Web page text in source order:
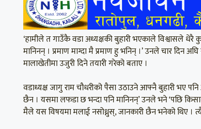
‘हामीले त गाउँकै वडा अध्यक्षकी बुहारी भएकाले विश्वासले धेरै
मानिनन् । प्रमाण माग्दा मै प्रमाण हु भनिन् ।’ उनले चार दिन
मालाखेतीमा उजुरी दिने तयारी गरेको बताए ।
वडाध्यक्ष जागु राम चौधरीको पैसा उठाउने आफ्नै बुहारी भए
छैन । यसमा लफडा छ भन्दा पनि मानिनन्’ उनले भने ‘पछि
मैले यस विषयमा मलाई नसोध्नुस्, जानकारी छैन भनेको थिए ।